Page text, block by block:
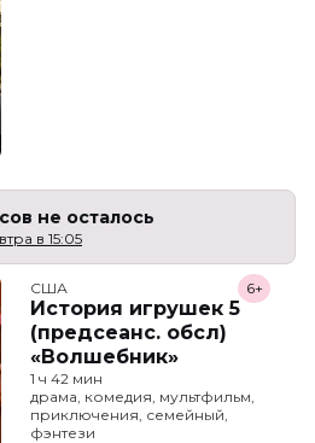
не осталось
в 15:05
США
История игрушек 5
(предсеанс. обсл)
«Волшебник»
6+
1 ч 42 мин
драма, комедия, мультфильм,
приключения, семейный,
фэнтези